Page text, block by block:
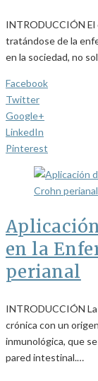
INTRODUCCIÓN
tratándose de la
en la sociedad, no
Facebook
Twitter
Google+
LinkedIn
Pinterest
en la
perianal
INTRODUCCIÓN
crónica con un
inmunológica, que
pared intestinal.…